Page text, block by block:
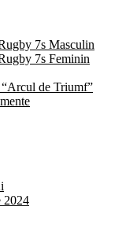
7s Masculin
7s Feminin
de Triumf”
2024